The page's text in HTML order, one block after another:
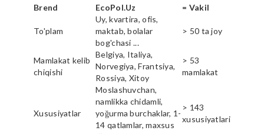
Brend EcoPol.Uz = Vakil
To'plam
Uy, kvartira, ofis,
maktab, bolalar
bog'chasi ...
> 50 ta joy
Mamlakat kelib
chiqishi
Belgiya, Italiya,
Norvegiya, Frantsiya,
Rossiya, Xitoy
> 53
mamlakat
Xususiyatlar
Moslashuvchan,
namlikka chidamli,
yoğurma burchaklar, 1-
14 qatlamlar, maxsus
> 143
xususiyatlari